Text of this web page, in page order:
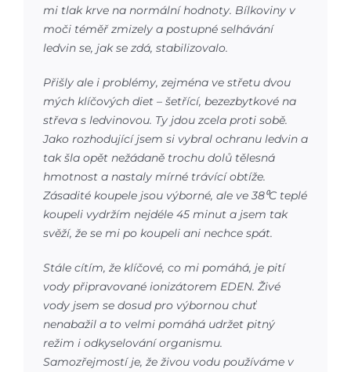
mi tlak krve na normální hodnoty. Bílkoviny v
moči téměř zmizely a postupné selhávání
ledvin se, jak se zdá, stabilizovalo.
Přišly ale i problémy, zejména ve střetu dvou
mých klíčových diet – šetřící, bezezbytkové na
střeva s ledvinovou. Ty jdou zcela proti sobě.
Jako rozhodující jsem si vybral ochranu ledvin a
tak šla opět nežádaně trochu dolů tělesná
hmotnost a nastaly mírné trávící obtíže.
Zásadité koupele jsou výborné, ale ve 38⁰C teplé
koupeli vydržím nejdéle 45 minut a jsem tak
svěží, že se mi po koupeli ani nechce spát.
Stále cítím, že klíčové, co mi pomáhá, je pití
vody připravované ionizátorem EDEN. Živé
vody jsem se dosud pro výbornou chuť
nenabažil a to velmi pomáhá udržet pitný
režim i odkyselování organismu.
Samozřejmostí je, že živou vodu používáme v